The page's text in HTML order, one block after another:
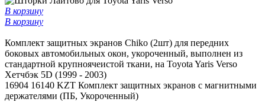
В корзину
В корзину
Комплект защитных экранов Chiko (2шт) для передних
боковых автомобильных окон, укороченный, выполнен из
стандартной крупноячеистой ткани, на Toyota Yaris Verso
Хетчбэк 5D (1999 - 2003)
16904 16140 KZT Комплект защитных экранов с магнитными
держателями (ПБ, Укороченный)